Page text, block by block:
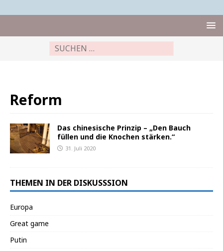
Reform
Das chinesische Prinzip – „Den Bauch
füllen und die Knochen stärken.“
31. Juli 2020
THEMEN IN DER DISKUSSSION
Europa
Great game
Putin